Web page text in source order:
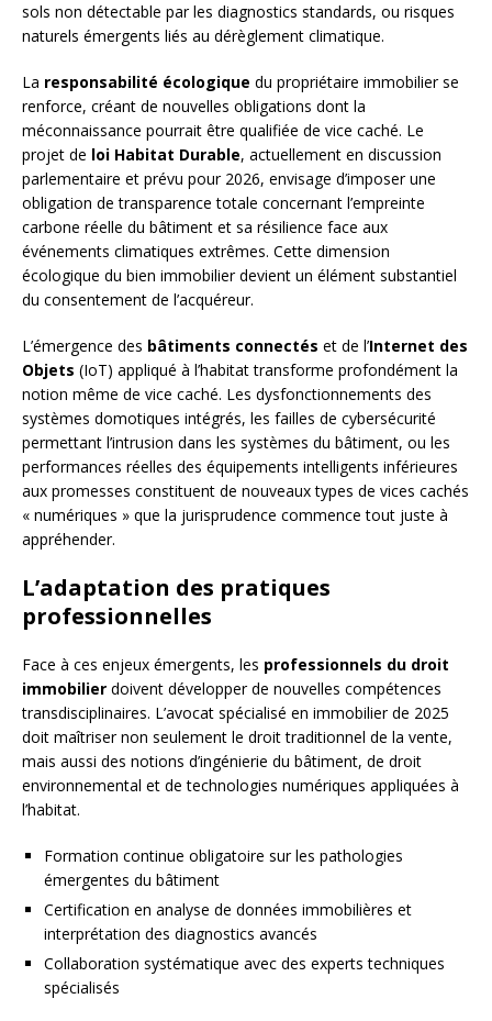
sols non détectable par les diagnostics standards, ou risques
naturels émergents liés au dérèglement climatique.
La responsabilité écologique du propriétaire immobilier se
renforce, créant de nouvelles obligations dont la
méconnaissance pourrait être qualifiée de vice caché. Le
projet de loi Habitat Durable, actuellement en discussion
parlementaire et prévu pour 2026, envisage d’imposer une
obligation de transparence totale concernant l’empreinte
carbone réelle du bâtiment et sa résilience face aux
événements climatiques extrêmes. Cette dimension
écologique du bien immobilier devient un élément substantiel
du consentement de l’acquéreur.
L’émergence des bâtiments connectés et de l’Internet des
Objets (IoT) appliqué à l’habitat transforme profondément la
notion même de vice caché. Les dysfonctionnements des
systèmes domotiques intégrés, les failles de cybersécurité
permettant l’intrusion dans les systèmes du bâtiment, ou les
performances réelles des équipements intelligents inférieures
aux promesses constituent de nouveaux types de vices cachés
« numériques » que la jurisprudence commence tout juste à
appréhender.
L’adaptation des pratiques
professionnelles
Face à ces enjeux émergents, les professionnels du droit
immobilier doivent développer de nouvelles compétences
transdisciplinaires. L’avocat spécialisé en immobilier de 2025
doit maîtriser non seulement le droit traditionnel de la vente,
mais aussi des notions d’ingénierie du bâtiment, de droit
environnemental et de technologies numériques appliquées à
l’habitat.
Formation continue obligatoire sur les pathologies
émergentes du bâtiment
Certification en analyse de données immobilières et
interprétation des diagnostics avancés
Collaboration systématique avec des experts techniques
spécialisés